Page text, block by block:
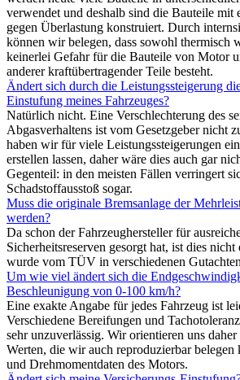
verwendet und deshalb sind die Bauteile mit
gegen Überlastung konstruiert. Durch
können wir belegen, dass sowohl thermisch
keinerlei Gefahr für die Bauteile von Motor
anderer kraftübertragender Teile besteht.
Ändert sich durch die Leistungssteigerung
Einstufung meines Fahrzeuges?
Natürlich nicht. Eine Verschlechterung des
Abgasverhaltens ist vom Gesetzgeber nicht
haben wir für viele Leistungssteigerungen
erstellen lassen, daher wäre dies auch gar
Gegenteil: in den meisten Fällen verringert
Schadstoffausstoß sogar.
Muss die originale Bremsanlage der
werden?
Da schon der Fahrzeughersteller für
Sicherheitsreserven gesorgt hat, ist dies
wurde vom TÜV in verschiedenen
Um wie viel ändert sich die
Beschleunigung von 0-100 km/h?
Eine exakte Angabe für jedes Fahrzeug ist
Verschiedene Bereifungen und
sehr unzuverlässig. Wir orientieren uns
Werten, die wir auch reproduzierbar belegen
und Drehmomentdaten des Motors.